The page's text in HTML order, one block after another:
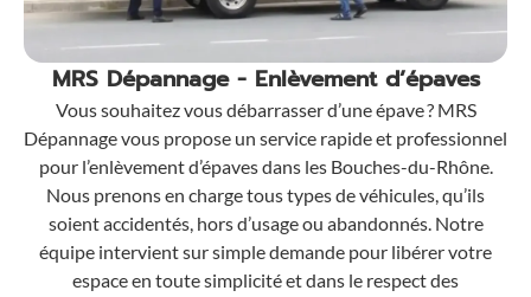
MRS Dépannage - Enlèvement d’épaves
Vous souhaitez vous débarrasser d’une épave ? MRS
Dépannage vous propose un service rapide et professionnel
pour l’enlèvement d’épaves dans les Bouches-du-Rhône.
Nous prenons en charge tous types de véhicules, qu’ils
soient accidentés, hors d’usage ou abandonnés. Notre
équipe intervient sur simple demande pour libérer votre
espace en toute simplicité et dans le respect des